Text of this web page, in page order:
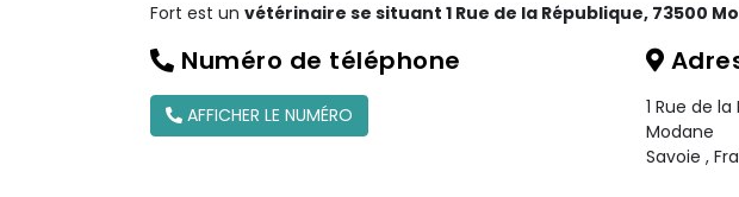
Fort est un vétérinaire se situant 1 Rue de la République, 73500
Numéro de téléphone
AFFICHER LE NUMÉRO
1 Rue de
Modane
Savoie ,